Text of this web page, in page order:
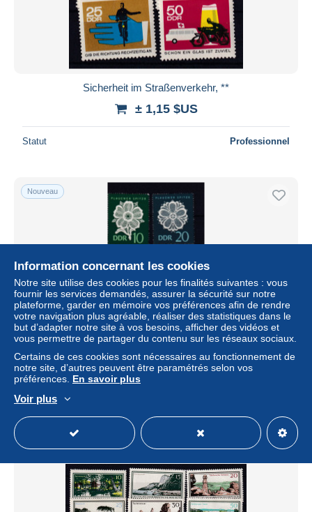
Sicherheit im Straßenverkehr, **
± 1,15 $US
Statut Professionnel
Nouveau
Plauener Spitze (I), **
± 1,15 $US
Information concernant les cookies
Notre site utilise des cookies pour les finalités suivantes : vous
fournir les services demandés, assurer la sécurité sur notre
plateforme, garder en mémoire vos préférences afin de rendre
votre navigation plus agréable, réaliser des statistiques dans le
but d’adapter notre site à vos besoins, afficher des vidéos et
vous permettre de partager du contenu sur les réseaux sociaux.
Certains de ces cookies sont nécessaires au fonctionnement de
notre site, d’autres peuvent être paramétrés selon vos
préférences. En savoir plus
Voir plus